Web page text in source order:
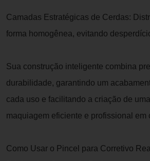
Camadas Estratégicas de Cerdas:
forma homogênea, evitando
Sua construção inteligente combina
durabilidade, garantindo um
cada uso e facilitando a criação de
maquiagem eficiente e profissional em
Como Usar o Pincel para Corretivo